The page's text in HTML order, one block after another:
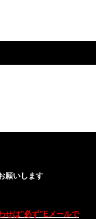
願いします
せは"必ず”Eメールで